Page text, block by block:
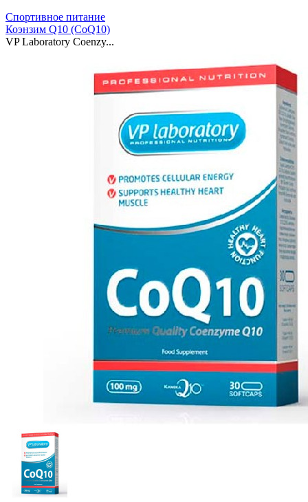
Спортивное питание
Коэнзим Q10 (CoQ10)
VP Laboratory Coenzy...